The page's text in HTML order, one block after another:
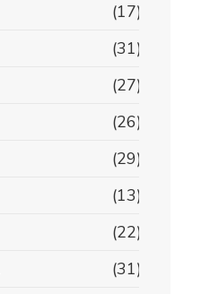
(17)
(31)
(27)
(26)
(29)
(13)
(22)
(31)